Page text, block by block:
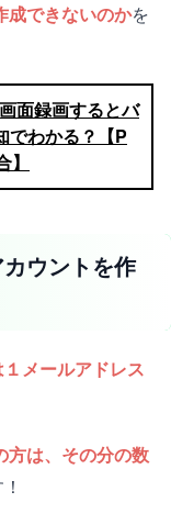
成できないのかを
面録画するとバ
でわかる？【P
ウントを作
メールアドレス
方は、その分の数